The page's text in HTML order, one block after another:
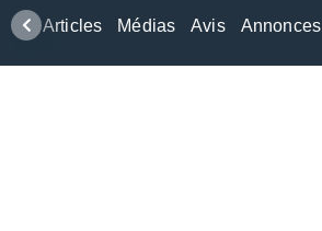
Articles Médias Avis Annonces